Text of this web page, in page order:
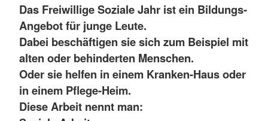
Das Freiwillige Soziale Jahr ist ein Bildungs-
Angebot für junge Leute.
Dabei beschäftigen sie sich zum Beispiel mit
alten oder behinderten Menschen.
Oder sie helfen in einem Kranken-Haus oder
in einem Pflege-Heim.
Diese Arbeit nennt man: